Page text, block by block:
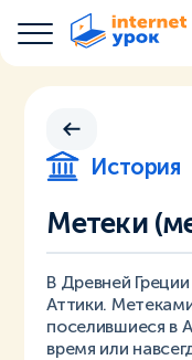
История
Метеки
В Древней
Аттики.
поселившиеся в
время или